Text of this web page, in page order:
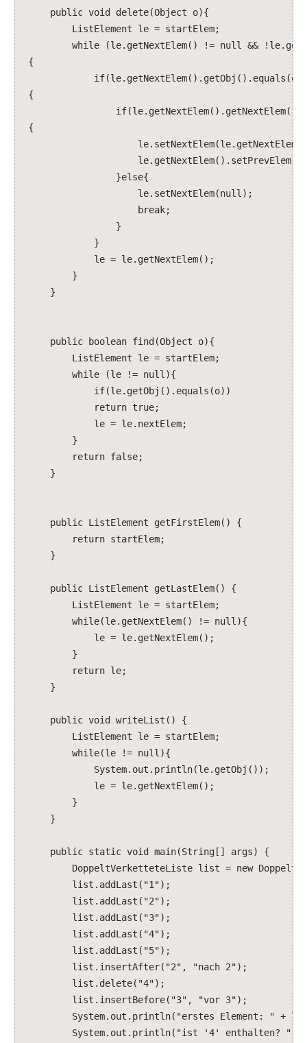
public void delete(Object o){
ListElement le = startElem;
while (le.getNextElem() != null &&
{
if(le.getNextElem().getObj().equals(o))
{
{
}else{
le.setNextElem(null);
break;
}
}
le = le.getNextElem();
}
}
public boolean find(Object o){
ListElement le = startElem;
while (le != null){
if(le.getObj().equals(o))
return true;
le = le.nextElem;
}
return false;
}
public ListElement getFirstElem() {
return startElem;
}
public ListElement getLastElem() {
ListElement le = startElem;
while(le.getNextElem() != null){
le = le.getNextElem();
}
return le;
}
public void writeList() {
ListElement le = startElem;
while(le != null){
System.out.println(le.getObj());
le = le.getNextElem();
}
}
public static void main(String[] args) {
DoppeltVerketteteListe list = new
list.addLast("1");
list.addLast("2");
list.addLast("3");
list.addLast("4");
list.addLast("5");
list.insertAfter("2", "nach 2");
list.delete("4");
list.insertBefore("3", "vor 3");
System.out.println("erstes Element: " +
System.out.println("ist '4' enthalten? "